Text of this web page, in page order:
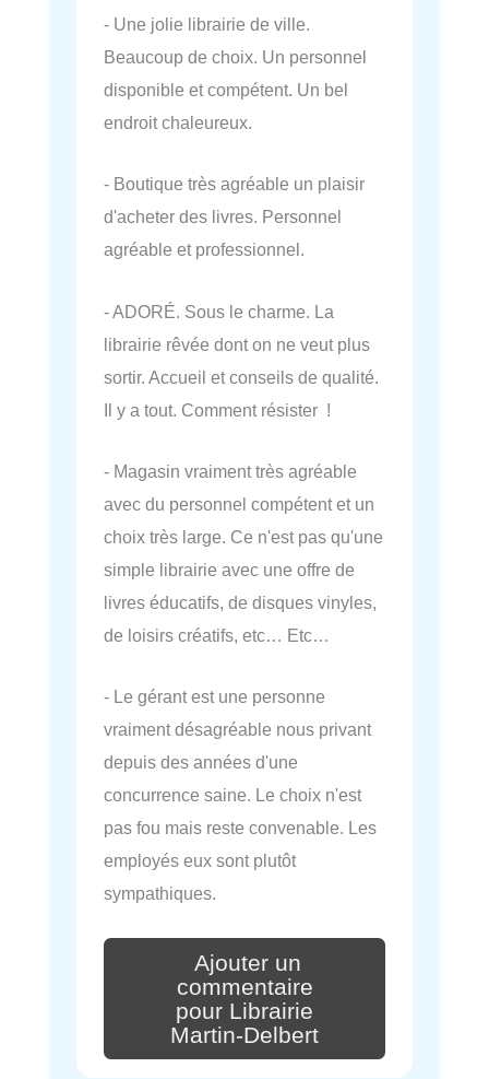
- Une jolie librairie de ville.
Beaucoup de choix. Un personnel
disponible et compétent. Un bel
endroit chaleureux.
- Boutique très agréable un plaisir
d'acheter des livres. Personnel
agréable et professionnel.
- ADORÉ. Sous le charme. La
librairie rêvée dont on ne veut plus
sortir. Accueil et conseils de qualité.
Il y a tout. Comment résister !
- Magasin vraiment très agréable
avec du personnel compétent et un
choix très large. Ce n'est pas qu'une
simple librairie avec une offre de
livres éducatifs, de disques vinyles,
de loisirs créatifs, etc… Etc…
- Le gérant est une personne
vraiment désagréable nous privant
depuis des années d'une
concurrence saine. Le choix n'est
pas fou mais reste convenable. Les
employés eux sont plutôt
sympathiques.
Ajouter un
commentaire
pour Librairie
Martin-Delbert